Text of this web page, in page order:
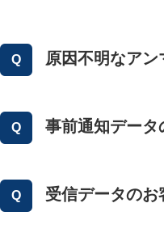
原因不明なア
事前通知データ
受信データの